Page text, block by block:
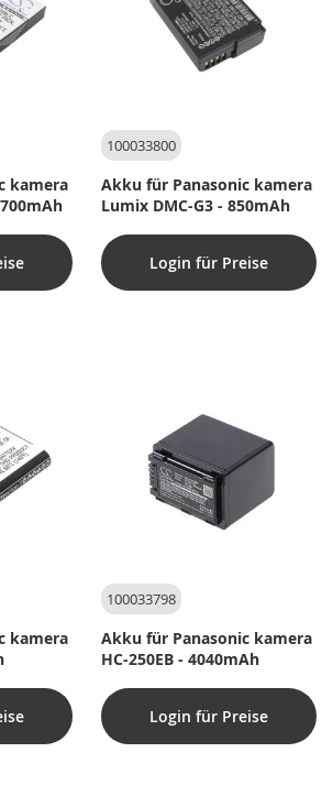
kamera
100033800
Akku für Panasonic kamera
Lumix DMC-G3 - 850mAh
Login für Preise
kamera
100033798
Akku für Panasonic kamera
HC-250EB - 4040mAh
Login für Preise